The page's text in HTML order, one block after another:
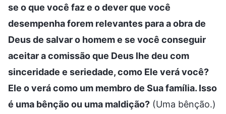
se o que você faz e o dever que você
desempenha forem relevantes para a obra de
Deus de salvar o homem e se você conseguir
aceitar a comissão que Deus lhe deu com
sinceridade e seriedade, como Ele verá você?
Ele o verá como um membro de Sua família. Isso
é uma bênção ou uma maldição? (Uma bênção.)